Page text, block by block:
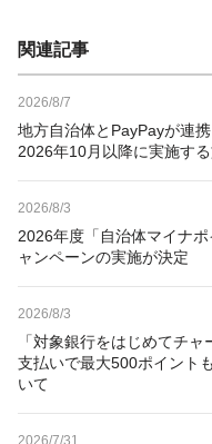
関連記事
2026/8/7
地方自治体とPayPayが連
2026年10月以降に実施する
2026/8/3
2026年度「自治体マイナ
ャンペーンの実施が決定
2026/8/3
「対象銀行をはじめてチ
支払いで最大500ポイント
いて
2026/7/31